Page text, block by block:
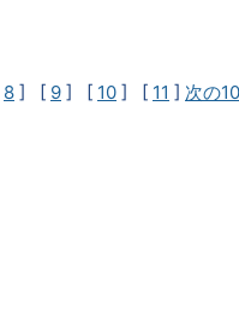
8 ] [ 9 ] [ 10 ] [ 11 ] 次の